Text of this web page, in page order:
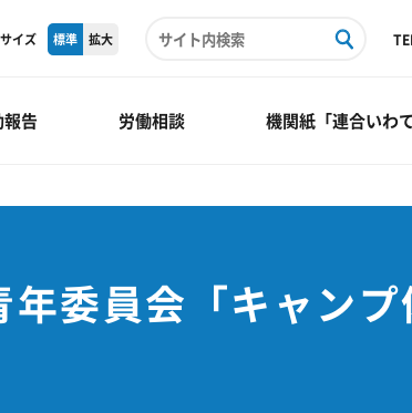
報告 労働相談 機関紙「連合いわて
イズ 標準 拡大
委員会「キャンプ